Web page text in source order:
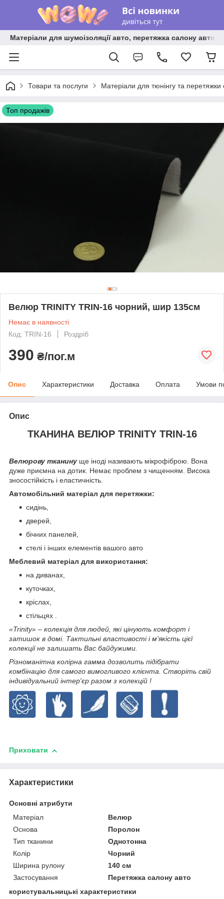
Матеріали для шумоізоляції авто, перетяжка салону авто
Товари та послуги Матеріали для тюнінгу та
Топ продажів
Велюр TRINITY TRIN-16 чорний, шир 135см
Немає в наявності
Код: TRIN-16
Роздріб
390 ₴/пог.м
Опис Характеристики Доставка Оплата Умови
Опис
ТКАНИНА ВЕЛЮР TRINITY TRIN-16
Велюрову тканину ще іноді називають мікрофіброю. Вона
дуже приємна на дотик. Немає проблем з чищенням. Висока
зносостійкість і еластичність.
Автомобільний матеріал для перетяжки:
сидінь,
дверей,
бічних панелей,
стелі і інших елементів вашого авто
Меблевий матеріал для використання:
на диванах,
куточках,
кріслах,
стільцях .
«Trinity» – колекція для людей, які цінують комфорт і
затишок в домі. Тактильні властивості і м'якість цієї
колекції не залишать Вас байдужими.
Різноманітна колірна гамма дозволить підібрати
комбінацію для самого вимогливого клієнта. Створіть свій
індивідуальний інтер'єр разом з колекцій !
Приховати
Характеристики
Основні атрибути
Матеріал
Велюр
Основа
Поролон
Тип тканини
Однотонна
Колір
Чорний
Ширина рулону
140 см
Застосування
Перетяжка салону авто
користувальницькі характеристики